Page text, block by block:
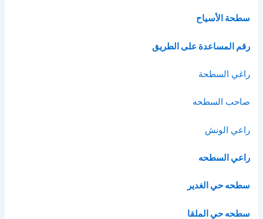
سطحة الأسياح
رقم المساعدة على الطريق
راغي السطحة
صاحب السطحه
راعي الونش
راعي السطحه
سطحه حي الغدير
سطحه حي الملقا